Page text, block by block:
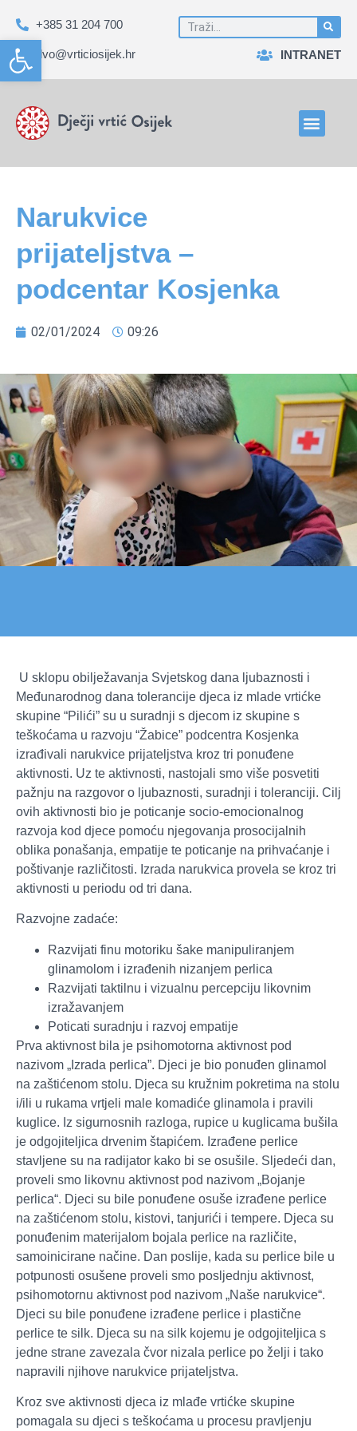
Open toolbar
+385 31 204 700
dvo@vrticiosijek.hr INTRANET
Narukvice
prijateljstva –
podcentar Kosjenka
02/01/2024 09:26
U sklopu obilježavanja Svjetskog dana ljubaznosti i
Međunarodnog dana tolerancije djeca iz mlade vrtićke
skupine “Pilići” su u suradnji s djecom iz skupine s
teškoćama u razvoju “Žabice” podcentra Kosjenka
izrađivali narukvice prijateljstva kroz tri ponuđene
aktivnosti. Uz te aktivnosti, nastojali smo više posvetiti
pažnju na razgovor o ljubaznosti, suradnji i toleranciji. Cilj
ovih aktivnosti bio je poticanje socio-emocionalnog
razvoja kod djece pomoću njegovanja prosocijalnih
oblika ponašanja, empatije te poticanje na prihvaćanje i
poštivanje različitosti. Izrada narukvica provela se kroz tri
aktivnosti u periodu od tri dana.
Razvojne zadaće:
Razvijati finu motoriku šake manipuliranjem
glinamolom i izrađenih nizanjem perlica
Razvijati taktilnu i vizualnu percepciju likovnim
izražavanjem
Poticati suradnju i razvoj empatije
Prva aktivnost bila je psihomotorna aktivnost pod
nazivom „Izrada perlica”. Djeci je bio ponuđen glinamol
na zaštićenom stolu. Djeca su kružnim pokretima na stolu
i/ili u rukama vrtjeli male komadiće glinamola i pravili
kuglice. Iz sigurnosnih razloga, rupice u kuglicama bušila
je odgojiteljica drvenim štapićem. Izrađene perlice
stavljene su na radijator kako bi se osušile. Sljedeći dan,
proveli smo likovnu aktivnost pod nazivom „Bojanje
perlica“. Djeci su bile ponuđene osuše izrađene perlice
na zaštićenom stolu, kistovi, tanjurići i tempere. Djeca su
ponuđenim materijalom bojala perlice na različite,
samoinicirane načine. Dan poslije, kada su perlice bile u
potpunosti osušene proveli smo posljednju aktivnost,
psihomotornu aktivnost pod nazivom „Naše narukvice“.
Djeci su bile ponuđene izrađene perlice i plastične
perlice te silk. Djeca su na silk kojemu je odgojiteljica s
jedne strane zavezala čvor nizala perlice po želji i tako
napravili njihove narukvice prijateljstva.
Kroz sve aktivnosti djeca iz mlađe vrtićke skupine
pomagala su djeci s teškoćama u procesu pravljenju